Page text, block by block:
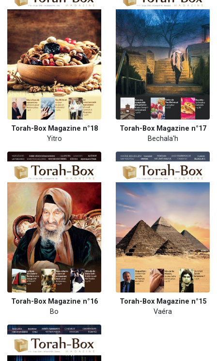
Torah-Box Magazine n°18
Yitro
Torah-Box Magazine n°17
Bechala'h
Torah-Box Magazine n°16
Bo
Torah-Box Magazine n°15
Vaéra